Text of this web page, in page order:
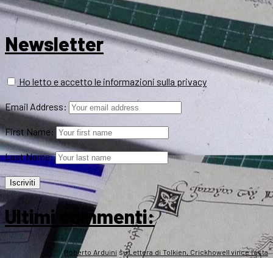
Newsletter
Ho letto e accetto le informazioni sulla privacy
Email Address:
First Name:
Last Name:
Ultimi commenti:
Roberto Arduini suLettera di Tolkien, Crickhowell vince l’asta